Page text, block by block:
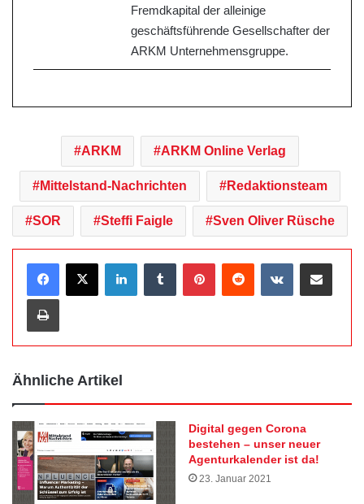
Fremdkapital der alleinige
geschäftsführende Gesellschafter der
ARKM Unternehmensgruppe.
ARKM ARKM Online Verlag
Mittelstand-Nachrichten Redaktionsteam
SOR Steffi Faigle Sven Oliver Rüsche
Ähnliche Artikel
Digital gegen Corona
bestehen – unser neuer
Agenturkalender ist da!
23. Januar 2021